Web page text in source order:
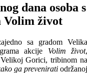
dana osoba s
život
sa gradom Velika
akcije Volim život,
Gorici, tribinom na
ga preveniratiodržanoj